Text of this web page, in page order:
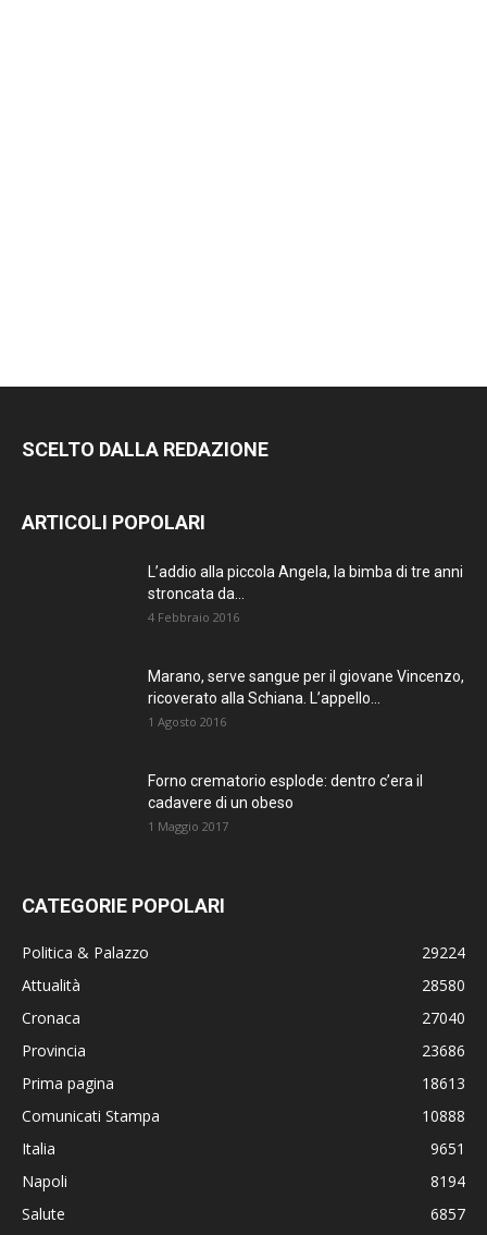
SCELTO DALLA REDAZIONE
ARTICOLI POPOLARI
L’addio alla piccola Angela, la bimba di tre anni
stroncata da...
4 Febbraio 2016
Marano, serve sangue per il giovane Vincenzo,
ricoverato alla Schiana. L’appello...
1 Agosto 2016
Forno crematorio esplode: dentro c’era il
cadavere di un obeso
1 Maggio 2017
CATEGORIE POPOLARI
Politica & Palazzo
29224
Attualità
28580
Cronaca
27040
Provincia
23686
Prima pagina
18613
Comunicati Stampa
10888
Italia
9651
Napoli
8194
Salute
6857